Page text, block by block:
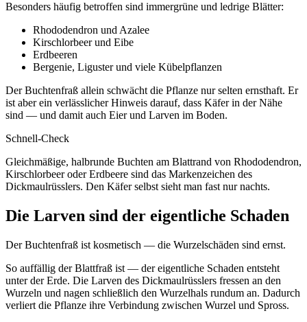
Besonders häufig betroffen sind immergrüne und ledrige Blätter:
Rhododendron und Azalee
Kirschlorbeer und Eibe
Erdbeeren
Bergenie, Liguster und viele Kübelpflanzen
Der Buchtenfraß allein schwächt die Pflanze nur selten ernsthaft. Er
ist aber ein verlässlicher Hinweis darauf, dass Käfer in der Nähe
sind — und damit auch Eier und Larven im Boden.
Schnell-Check
Gleichmäßige, halbrunde Buchten am Blattrand von Rhododendron,
Kirschlorbeer oder Erdbeere sind das Markenzeichen des
Dickmaulrüsslers. Den Käfer selbst sieht man fast nur nachts.
Die Larven sind der eigentliche Schaden
Der Buchtenfraß ist kosmetisch — die Wurzelschäden sind ernst.
So auffällig der Blattfraß ist — der eigentliche Schaden entsteht
unter der Erde. Die Larven des Dickmaulrüsslers fressen an den
Wurzeln und nagen schließlich den Wurzelhals rundum an. Dadurch
verliert die Pflanze ihre Verbindung zwischen Wurzel und Spross.